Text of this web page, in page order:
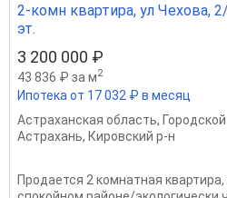
2-комн квартира, ул Чехова,
эт.
3 200 000 ₽
43 836 ₽ за м2
Ипотека от 17 032 ₽ в месяц
Астраханская область,
Астрахань, Кировский р-н
Продается 2 комнатная